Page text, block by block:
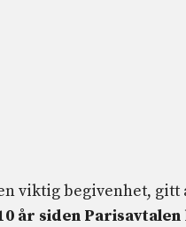
viktig begivenhet, gitt
år siden